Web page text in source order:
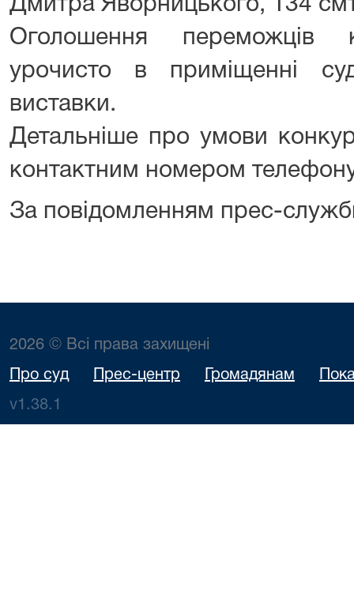
Дмитра Яворницького, 134
Оголошення переможців
урочисто в приміщенні
виставки.
Детальніше про умови
контактним номером
За повідомленням прес-
2026 © Всі права захищені
Про суд Прес-центр Громадянам
v1.38.1